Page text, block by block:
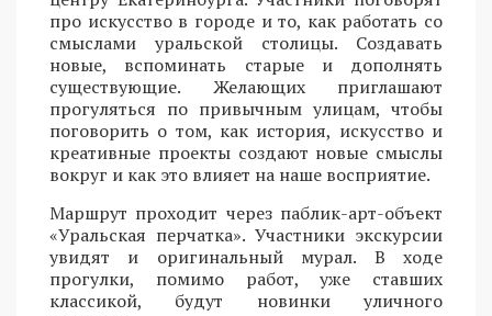
про искусство в городе и то, как работать со
смыслами уральской столицы. Создавать
новые, вспоминать старые и дополнять
существующие. Желающих приглашают
прогуляться по привычным улицам, чтобы
поговорить о том, как история, искусство и
креативные проекты создают новые смыслы
вокруг и как это влияет на наше восприятие.
Маршрут проходит через паблик-арт-объект
«Уральская перчатка». Участники экскурсии
увидят и оригинальный мурал. В ходе
прогулки, помимо работ, уже ставших
классикой, будут новинки уличного